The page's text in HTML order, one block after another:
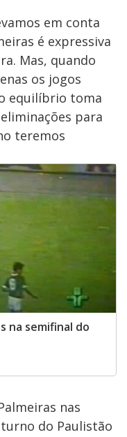
em conta
é expressiva
Mas, quando
os jogos
equilíbrio toma
para
teremos
na semifinal do
nas
do Paulistão